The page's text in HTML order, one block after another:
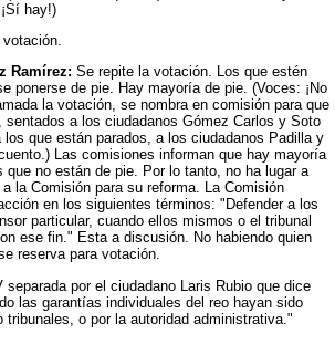
hay!)
Ramírez: Se repite la votación. Los que estén
ponerse de pie. Hay mayoría de pie. (Voces: ¡No
la votación, se nombra en comisión para que
sentados a los ciudadanos Gómez Carlos y Soto
que están parados, a los ciudadanos Padilla y
Las comisiones informan que hay mayoría
que no están de pie. Por lo tanto, no ha lugar a
la Comisión para su reforma. La Comisión
en los siguientes términos: "Defender a los
particular, cuando ellos mismos o el tribunal
ese fin." Esta a discusión. No habiendo quien
reserva para votación.
por el ciudadano Laris Rubio que dice
las garantías individuales del reo hayan sido
tribunales, o por la autoridad administrativa."